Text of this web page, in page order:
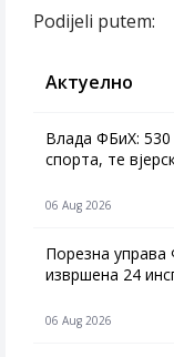
Podijeli putem:
Актуелно
Влада ФБиХ:
спорта, те
06 Aug 2026
Порезна управа
извршена 24
06 Aug 2026